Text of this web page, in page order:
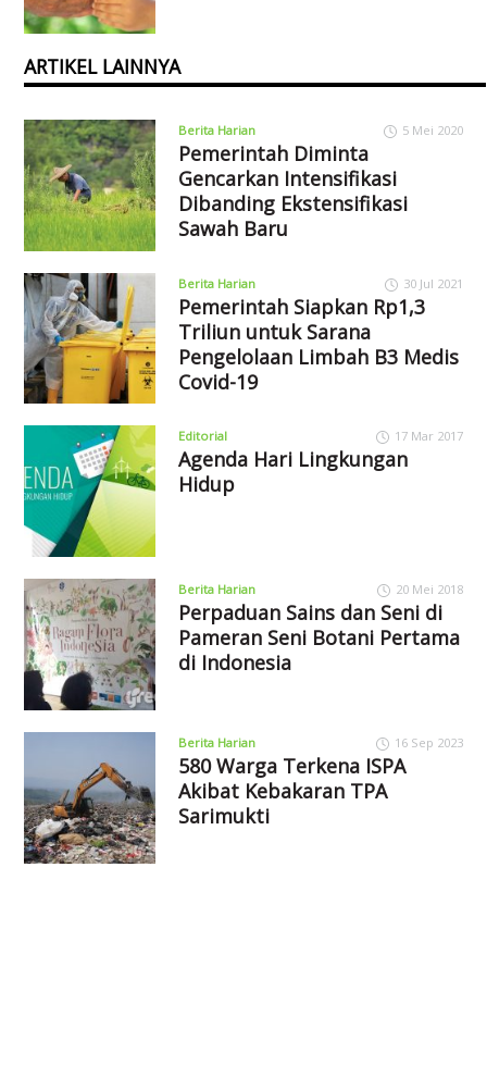
ARTIKEL LAINNYA
Berita Harian 5 Mei 2020
Pemerintah Diminta
Gencarkan Intensifikasi
Dibanding Ekstensifikasi
Sawah Baru
Berita Harian 30 Jul 2021
Pemerintah Siapkan Rp1,3
Triliun untuk Sarana
Pengelolaan Limbah B3 Medis
Covid-19
Editorial 17 Mar 2017
Agenda Hari Lingkungan
Hidup
Berita Harian 20 Mei 2018
Perpaduan Sains dan Seni di
Pameran Seni Botani Pertama
di Indonesia
Berita Harian 16 Sep 2023
580 Warga Terkena ISPA
Akibat Kebakaran TPA
Sarimukti